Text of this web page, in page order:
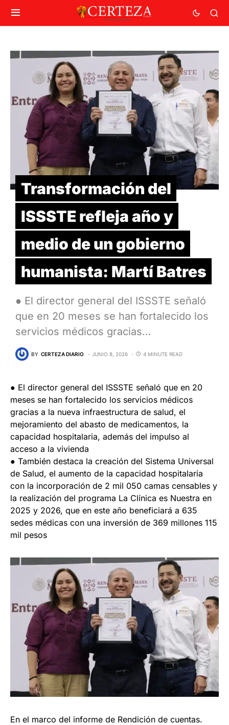
Transformación del
ISSSTE refleja año y
medio de un gobierno
humanista: Martí Batres
● El director general del ISSSTE señaló
que en 20 meses se han fortalecido los
servicios médicos gracias…
BY CERTEZA DIARIO JUNIO 8, 2026 4 MINUTE READ
● El director general del ISSSTE señaló que en 20
meses se han fortalecido los servicios médicos
gracias a la nueva infraestructura de salud, el
mejoramiento del abasto de medicamentos, la
capacidad hospitalaria, además del impulso al
acceso a la vivienda
● También destaca la creación del Sistema Universal
de Salud, el aumento de la capacidad hospitalaria
con la incorporación de 2 mil 050 camas censables y
la realización del programa La Clínica es Nuestra en
2025 y 2026, que en este año beneficiará a 635
sedes médicas con una inversión de 369 millones 115
mil pesos
En el marco del informe de Rendición de cuentas.